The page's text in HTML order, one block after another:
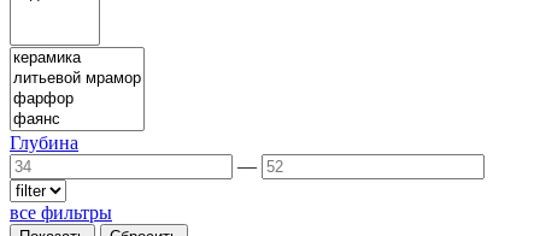
Глубина
—
все фильтры